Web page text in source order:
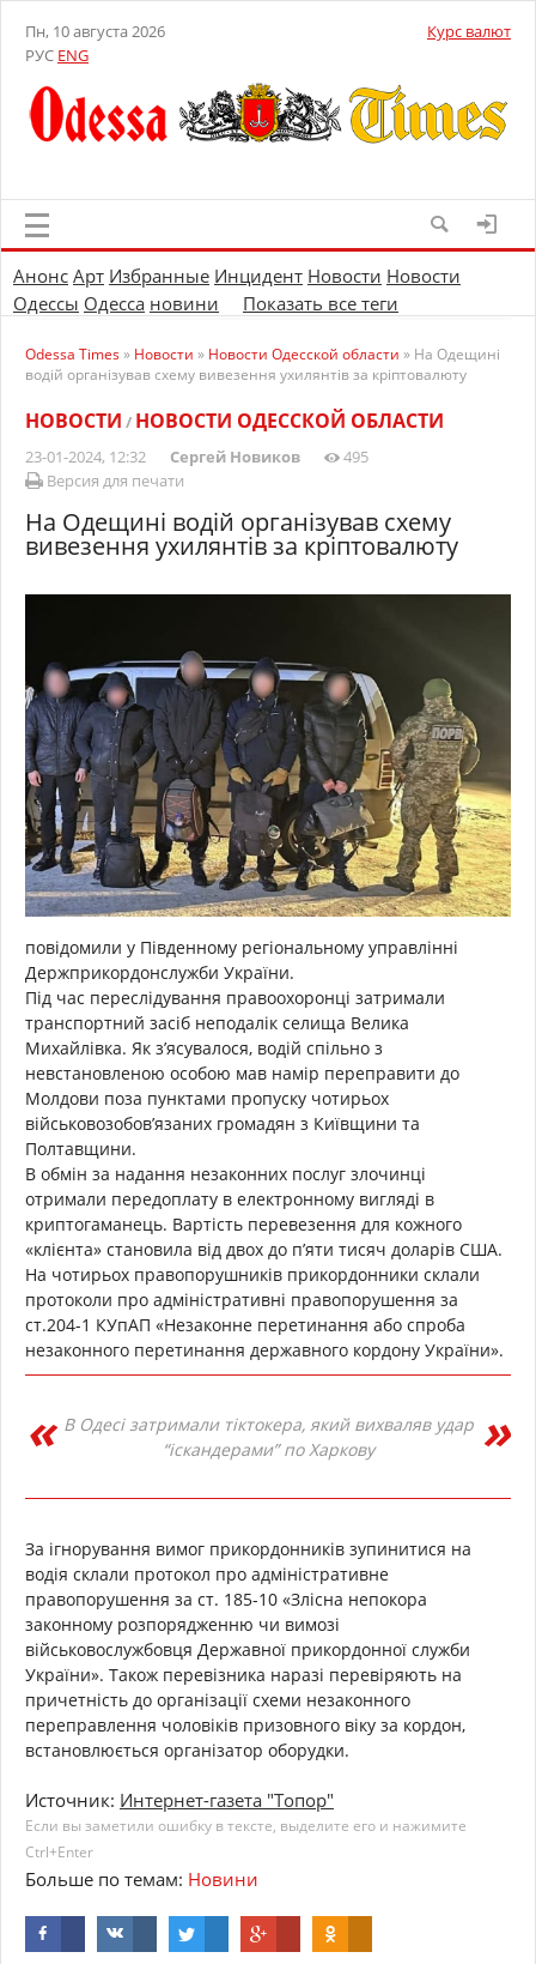
Пн, 10 августа 2026
РУС ENG
Курс валют
Анонс Арт Избранные Инцидент Новости Новости
Одессы Одесса новини Показать все теги
Odessa Times» Новости » Новости Одесской области » На Одещині
водій організував схему вивезення ухилянтів за кріптовалюту
НОВОСТИ / НОВОСТИ ОДЕССКОЙ ОБЛАСТИ
23-01-2024, 12:32 Сергей Новиков
495
Версия для печати
На Одещині водій організував схему
вивезення ухилянтів за кріптовалюту
повідомили у Південному регіональному управлінні
Держприкордонслужби України.
Під час переслідування правоохоронці затримали
транспортний засіб неподалік селища Велика
Михайлівка. Як з’ясувалося, водій спільно з
невстановленою особою мав намір переправити до
Молдови поза пунктами пропуску чотирьох
військовозобов’язаних громадян з Київщини та
Полтавщини.
В обмін за надання незаконних послуг злочинці
отримали передоплату в електронному вигляді в
криптогаманець. Вартість перевезення для кожного
«клієнта» становила від двох до п’яти тисяч доларів США.
На чотирьох правопорушників прикордонники склали
протоколи про адміністративні правопорушення за
ст.204-1 КУпАП «Незаконне перетинання або спроба
незаконного перетинання державного кордону України».
В Одесі затримали тіктокера, який вихваляв удар
“іскандерами” по Харкову
За ігнорування вимог прикордонників зупинитися на
водія склали протокол про адміністративне
правопорушення за ст. 185-10 «Злісна непокора
законному розпорядженню чи вимозі
військовослужбовця Державної прикордонної служби
України». Також перевізника наразі перевіряють на
причетність до організації схеми незаконного
переправлення чоловіків призовного віку за кордон,
встановлюється організатор оборудки.
Источник: Интернет-газета "Топор"
Если вы заметили ошибку в тексте, выделите его и нажимите
Ctrl+Enter
Больше по темам: Новини